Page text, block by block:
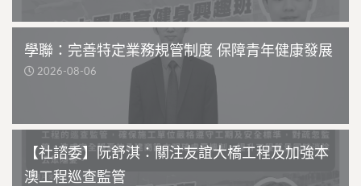
學聯：完善特定業務規管制度 保障青年健康發展
2026-08-06
【社諮委】阮舒淇：關注友誼大橋工程及加強本
澳工程巡查監管